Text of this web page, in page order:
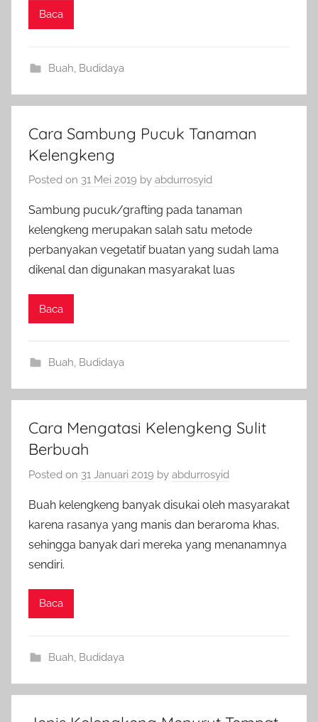
Baca
Buah Budidaya
Cara Sambung Pucuk Tanaman
Kelengkeng
Posted on 31 Mei 2019 by abdurrosyid
Sambung pucuk/grafting pada tanaman
kelengkeng merupakan salah satu metode
perbanyakan vegetatif buatan yang sudah lama
dikenal dan digunakan masyarakat luas
Baca
Buah, Budidaya
Cara Mengatasi Kelengkeng Sulit
Berbuah
Posted on 31 Januari 2019 by abdurrosyid
Buah kelengkeng banyak disukai oleh masyarakat
karena rasanya yang manis dan beraroma khas,
sehingga banyak dari mereka yang menanamnya
sendiri.
Baca
Buah Budidaya